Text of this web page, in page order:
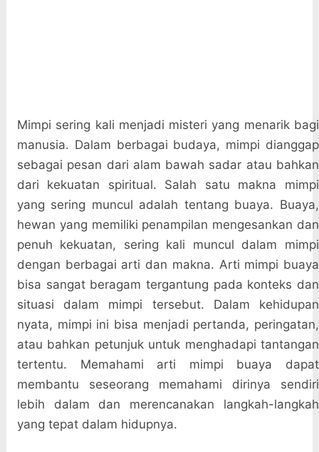
Mimpi sering kali menjadi misteri yang menarik bagi
manusia. Dalam berbagai budaya, mimpi dianggap
sebagai pesan dari alam bawah sadar atau bahkan
dari kekuatan spiritual. Salah satu makna mimpi
yang sering muncul adalah tentang buaya. Buaya,
hewan yang memiliki penampilan mengesankan dan
penuh kekuatan, sering kali muncul dalam mimpi
dengan berbagai arti dan makna. Arti mimpi buaya
bisa sangat beragam tergantung pada konteks dan
situasi dalam mimpi tersebut. Dalam kehidupan
nyata, mimpi ini bisa menjadi pertanda, peringatan,
atau bahkan petunjuk untuk menghadapi tantangan
tertentu. Memahami arti mimpi buaya dapat
membantu seseorang memahami dirinya sendiri
lebih dalam dan merencanakan langkah-langkah
yang tepat dalam hidupnya.